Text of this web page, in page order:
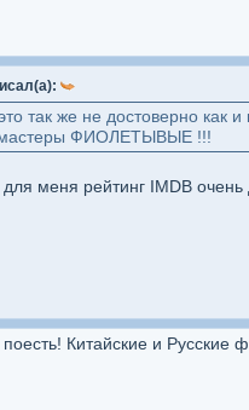
так же не достоверно
ФИОЛЕТЫВЫЕ !!!
для меня рейтинг IMDB
Китайские и Русские